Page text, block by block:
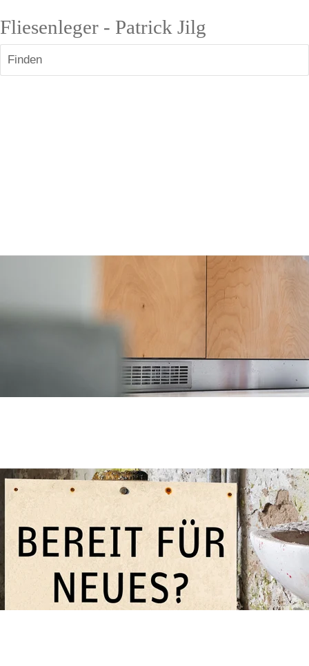
Fliesenleger - Patrick Jilg
Finden